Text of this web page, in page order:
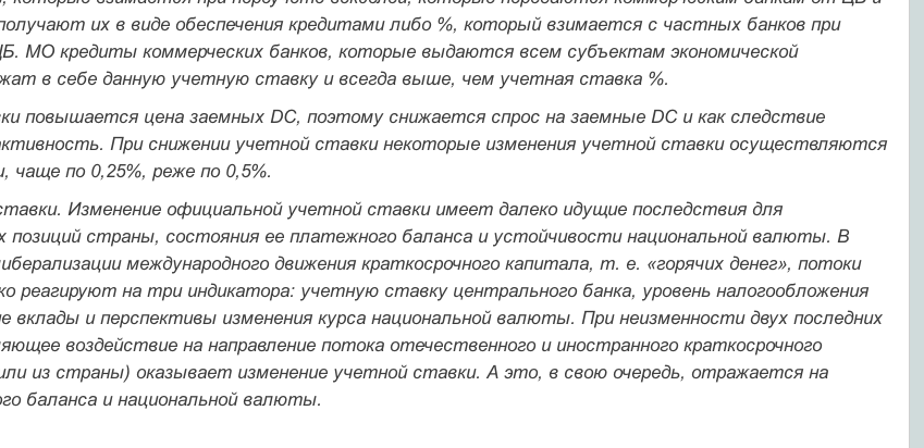
их в виде обеспечения кредитами либо %, который взимается с частных банков при
МО кредиты коммерческих банков, которые выдаются всем субъектам экономической
в себе данную учетную ставку и всегда выше, чем учетная ставка %.
повышается цена заемных DC, поэтому снижается спрос на заемные DC и как следствие
При снижении учетной ставки некоторые изменения учетной ставки осуществляются
чаще по 0,25%, реже по 0,5%.
Изменение официальной учетной став­ки имеет далеко идущие последствия для
позиций страны, состояния ее платежного баланса и ус­тойчивости национальной валюты. В
международного движения краткосрочного капитала, т. е. «горячих денег», потоки
реагируют на три индикатора: учетную ставку центрального банка, уровень налого­обложения
вклады и перспективы измене­ния курса национальной валюты. При неизменности двух по­следних
воздействие на направление потока отечественного и иностранного краткосрочного
из страны) оказывает изменение учетной ставки. А это, в свою очередь, отражается на
баланса и национальной валюты.